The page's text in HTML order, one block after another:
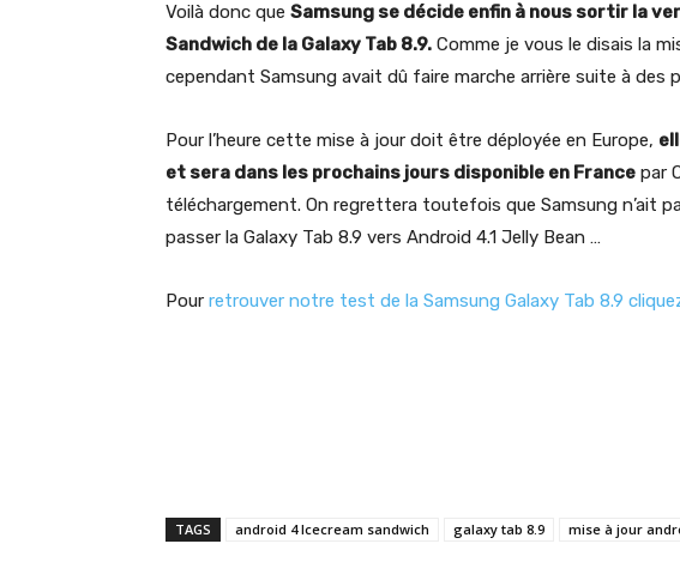
Voilà donc que Samsung se décide enfin à nous sortir la
Sandwich de la Galaxy Tab 8.9. Comme je vous le disais la
cependant Samsung avait dû faire marche arrière suite à des
Pour l’heure cette mise à jour doit être déployée en Europe,
et sera dans les prochains jours disponible en France par
téléchargement. On regrettera toutefois que Samsung n’ait
passer la Galaxy Tab 8.9 vers Android 4.1 Jelly Bean …
Pour retrouver notre test de la Samsung Galaxy Tab 8.9
TAGS android 4 Icecream sandwich galaxy tab 8.9 mise à jour